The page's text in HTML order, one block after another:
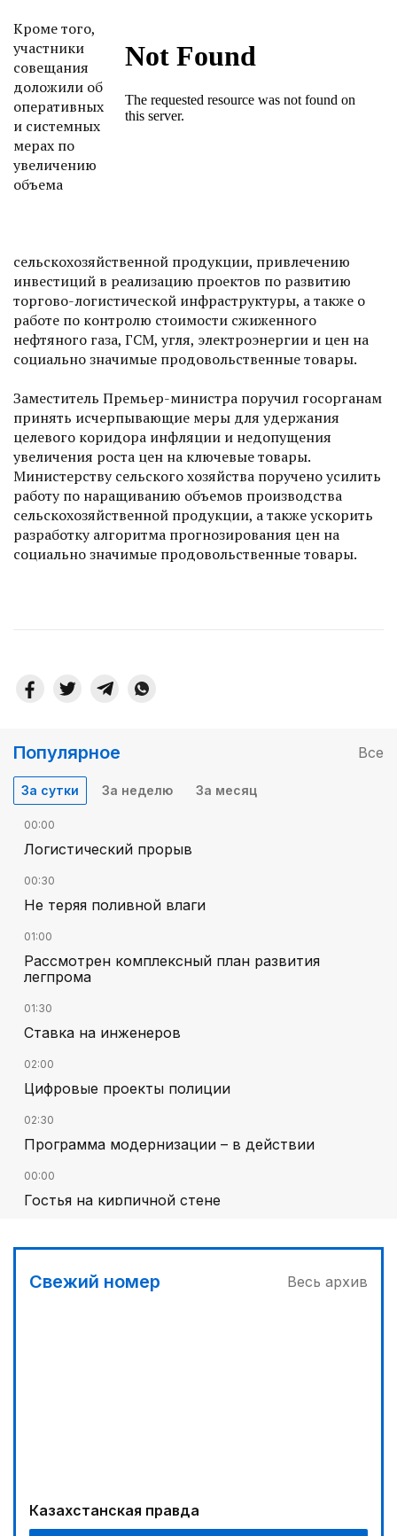
Кроме того,
участники
совещания
доложили об
оперативных
и системных
мерах по
увеличению
объема
сельскохозяйственной продукции, привлечению
инвестиций в реализацию проектов по развитию
торгово-логистической инфраструктуры, а также о
работе по контролю стоимости сжиженного
нефтяного газа, ГСМ, угля, электроэнергии и цен на
социально значимые продовольственные товары.
Заместитель Премьер-министра поручил госорганам
принять исчерпывающие меры для удержания
целевого коридора инфляции и недопущения
увеличения роста цен на ключевые товары.
Министерству сельского хозяйства поручено усилить
работу по наращиванию объемов производства
сельскохозяйственной продукции, а также ускорить
разработку алгоритма прогнозирования цен на
социально значимые продовольственные товары.
Популярное Все
За сутки За неделю За месяц
00:00
Логистический прорыв
00:30
Не теряя поливной влаги
01:00
Рассмотрен комплексный план развития
легпрома
01:30
Ставка на инженеров
02:00
Цифровые проекты полиции
02:30
Программа модернизации – в действии
00:00
Гостья на кирпичной стене
Песни Абая – в сердцах молодежи
03:30
человека
Свежий номер Весь архив
Казахстанская правда